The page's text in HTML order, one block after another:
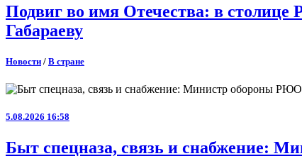
Подвиг во имя Отечества: в
Габараеву
Новости / В стране
5.08.2026 16:58
Быт спецназа, связь и снабжение: